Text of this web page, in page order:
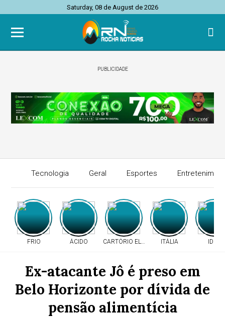
Saturday, 08 de August de 2026
PUBLICIDADE
Tecnologia Geral Esportes
FRIO ÁCIDO CARTÓRIO ELEITORALITÁLIA IDEB
Ex-atacante Jô é preso em
Belo Horizonte por dívida de
pensão alimentícia